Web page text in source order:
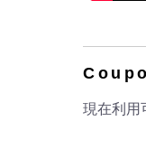
現在利用